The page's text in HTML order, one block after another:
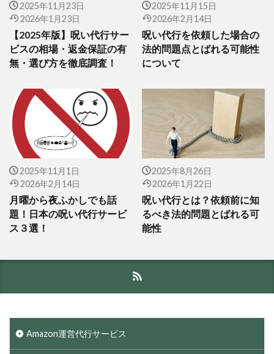
2025年11月23日
2026年1月23日
【2025年版】呪い代行サー
ビスの相場・返金保証の有
無・選び方を徹底調査！
2025年11月15日
2026年2月14日
呪い代行を依頼した場合の
法的問題点とばれる可能性
について
2025年11月1日
2026年2月14日
月曜から夜ふかしでも話
題！日本の呪い代行サービ
ス３選！
2025年8月26日
2026年1月22日
呪い代行とは？依頼前に知
るべき法的問題とばれる可
能性
Amazon運営代行サービス